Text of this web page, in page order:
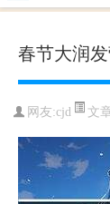
春节大润
网友:cjd 文